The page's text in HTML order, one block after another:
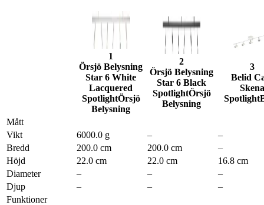
1
Örsjö Belysning
Star 6 White
Lacquered
SpotlightÖrsjö
Belysning
2
Örsjö Belysning
Star 6 Black
SpotlightÖrsjö
Belysning
3
Belid
Skena
Spotlight
Mått
Vikt
6000.0 g –
–
Bredd
200.0 cm 200.0 cm
–
Höjd
22.0 cm 22.0 cm
16.8 cm
Diameter
– –
–
Djup
– –
–
Funktioner